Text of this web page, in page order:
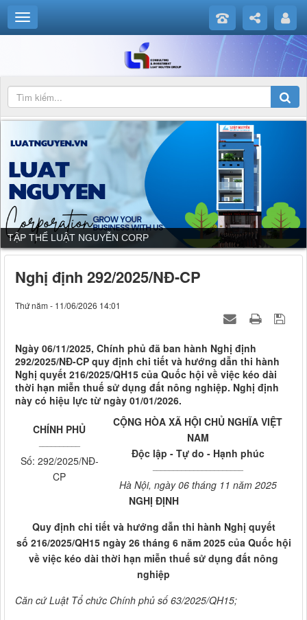
DỊCH VỤ CỦA LUẬT NGUYỄN CORP
Nghị định 292/2025/NĐ-CP
Thứ năm - 11/06/2026 14:01
Ngày 06/11/2025, Chính phủ đã ban hành Nghị định
292/2025/NĐ-CP quy định chi tiết và hướng dẫn thi hành
Nghị quyết 216/2025/QH15 của Quốc hội về việc kéo dài
thời hạn miễn thuế sử dụng đất nông nghiệp. Nghị định
này có hiệu lực từ ngày 01/01/2026.
CHÍNH PHỦ
Số: 292/2025/NĐ-
CP
CỘNG HÒA XÃ HỘI CHỦ NGHĨA VIỆT
NAM
Độc lập - Tự do - Hạnh phúc
Hà Nội, ngày 06 tháng 11 năm 2025
NGHỊ ĐỊNH
Quy định chi tiết và hướng dẫn thi hành Nghị quyết
số 216/2025/QH15 ngày 26 tháng 6 năm 2025 của Quốc hội
về việc kéo dài thời hạn miễn thuế sử dụng đất nông
nghiệp
Căn cứ Luật Tổ chức Chính phủ số 63/2025/QH15;